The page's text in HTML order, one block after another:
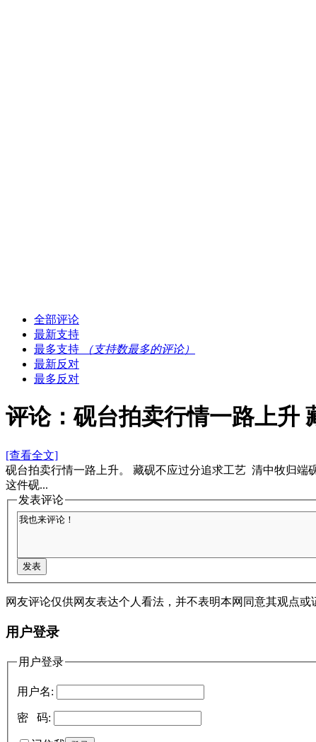
全部评论
最新支持
最多支持
（支持数最多的评论）
最新反对
最多反对
评论：砚台拍卖行情一路上升
[查看全文]
砚台拍卖行情一路上升。 藏砚不应过分追求工艺 清中牧归
这件砚...
发表评论
网友评论仅供网友表达个人看法，并不表明本网同意其观点或
用户登录
用户登录
用户名:
密 码: